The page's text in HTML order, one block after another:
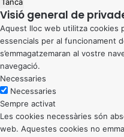
Visió general de
Aquest lloc web utilitza cookies
essencials per al funcionament
s’emmagatzemaran al vostre
navegació.
Necessaries
Necessaries
Sempre activat
Les cookies necessàries són
web. Aquestes cookies no